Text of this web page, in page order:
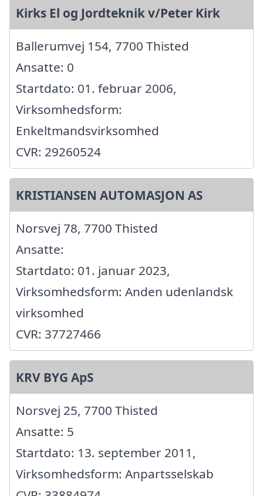
Kirks El og Jordteknik v/Peter Kirk
Ballerumvej 154, 7700 Thisted
Ansatte: 0
Startdato: 01. februar 2006,
Virksomhedsform:
Enkeltmandsvirksomhed
CVR: 29260524
KRISTIANSEN AUTOMASJON AS
Norsvej 78, 7700 Thisted
Ansatte:
Startdato: 01. januar 2023,
Virksomhedsform: Anden udenlandsk
virksomhed
CVR: 37727466
KRV BYG ApS
Norsvej 25, 7700 Thisted
Ansatte: 5
Startdato: 13. september 2011,
Virksomhedsform: Anpartsselskab